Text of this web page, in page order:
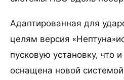
Адаптированная для
целям версия
пусковую установку, что
оснащена новой